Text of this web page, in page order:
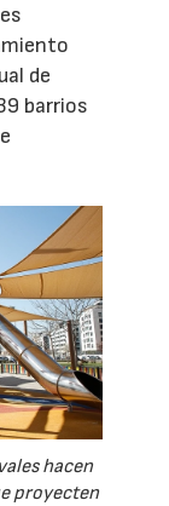
de
barrios
hacen
proyecten